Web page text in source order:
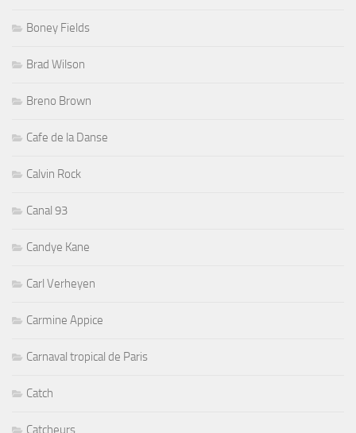
Boney Fields
Brad Wilson
Breno Brown
Cafe de la Danse
Calvin Rock
Canal 93
Candye Kane
Carl Verheyen
Carmine Appice
Carnaval tropical de Paris
Catch
Catcheurs